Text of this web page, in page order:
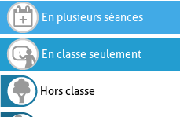
En plusieurs séances
En classe seulement
Hors classe